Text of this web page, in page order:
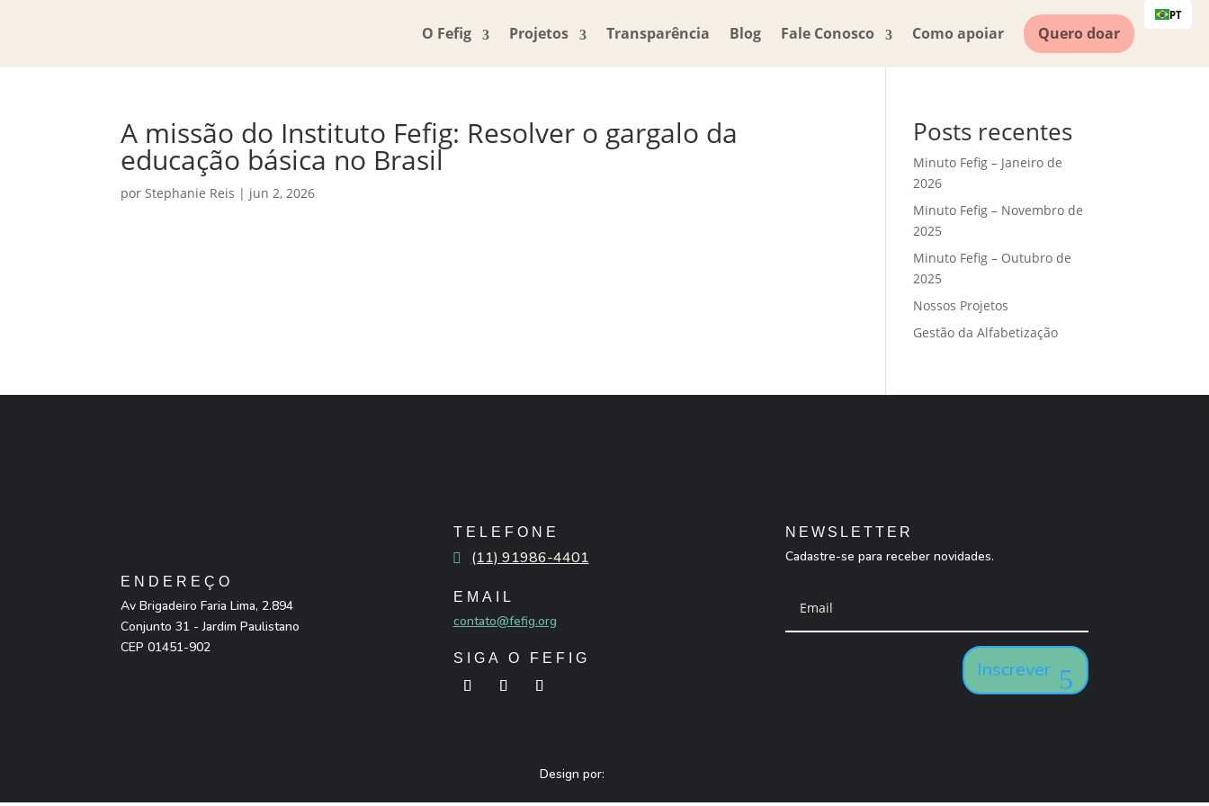
O Fefig Projetos Transparência Blog Fale Conosco Como apoiar Quero doar
PT
A missão do Instituto Fefig: Resolver o gargalo da
educação básica no Brasil
porStephanie Reis | jun 2, 2026
Posts recentes
Minuto Fefig – Janeiro de
2026
Minuto Fefig – Novembro de
2025
Minuto Fefig – Outubro de
2025
Nossos Projetos
Gestão da Alfabetização
ENDEREÇO
Av Brigadeiro Faria Lima, 2.894
Conjunto 31 - Jardim Paulistano
CEP 01451-902
TELEFONE
(11) 91986-4401
EMAIL
contato@fefig.org
SIGA O FEFIG
NEWSLETTER
Cadastre-se para receber novidades.
Inscrever
Design por: